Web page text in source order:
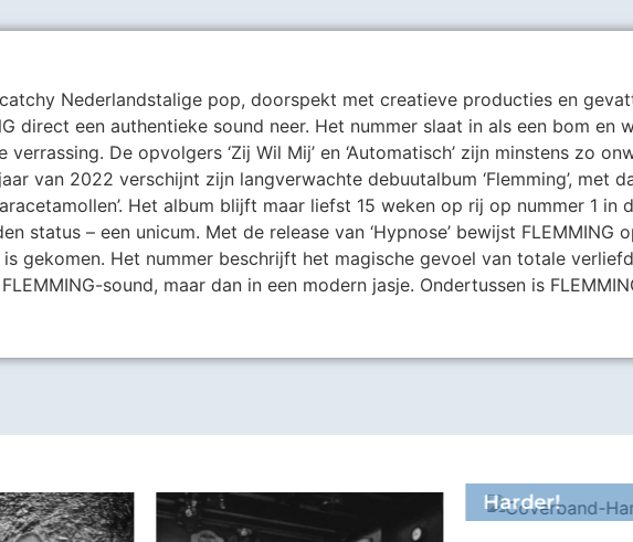
Nederlandstalige pop, doorspekt met creatieve producties en
direct een authentieke sound neer. Het nummer slaat in als een bom
De opvolgers ‘Zij Wil Mij’ en ‘Automatisch’ zijn minstens zo
van 2022 verschijnt zijn langverwachte debuutalbum ‘Flemming’, met
Het album blijft maar liefst 15 weken op rij op nummer 1
status – een unicum. Met de release van ‘Hypnose’ bewijst
gekomen. Het nummer beschrijft het magische gevoel van totale
sound, maar dan in een modern jasje. Ondertussen is
Harder!